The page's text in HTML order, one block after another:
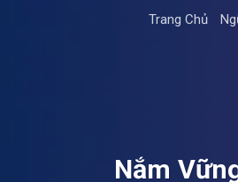
Trang Chủ
Nắm